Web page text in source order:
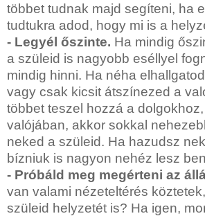
többet tudnak majd segíteni, ha
tudtukra adod, hogy mi is a
- Legyél őszinte. Ha mindig
a szüleid is nagyobb eséllyel
mindig hinni. Ha néha
vagy csak kicsit átszínezed a
többet teszel hozzá a
valójában, akkor sokkal
neked a szüleid. Ha hazudsz
bízniuk is nagyon nehéz lesz
- Próbáld meg megérteni az
van valami nézeteltérés
szüleid helyzetét is? Ha igen,